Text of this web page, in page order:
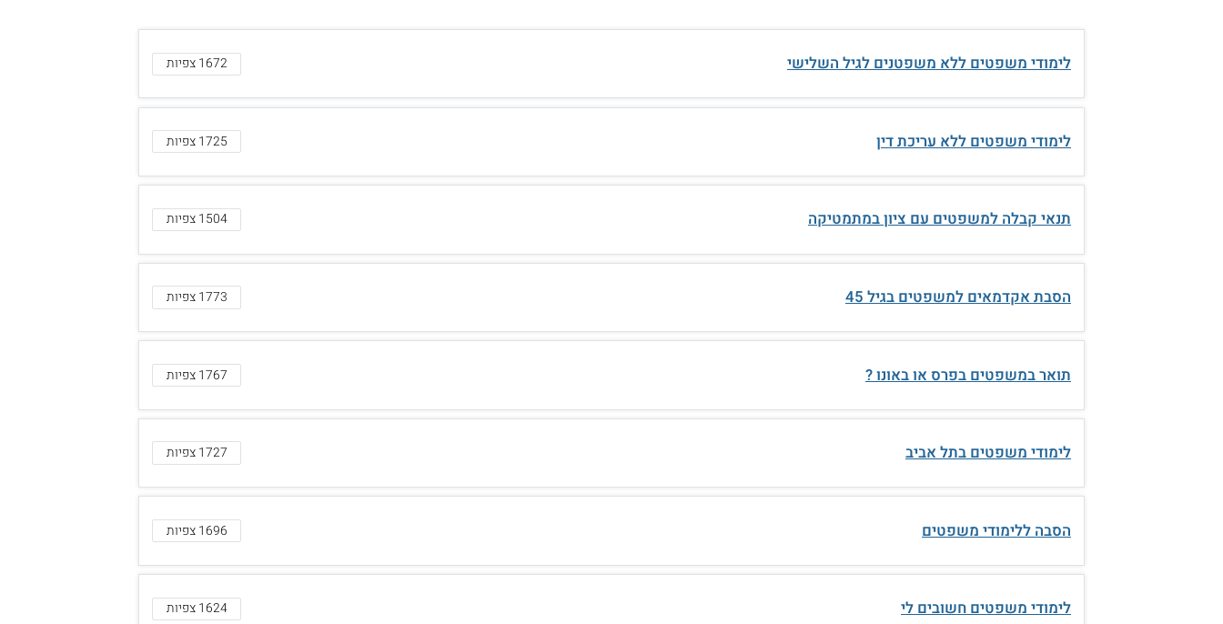
לימודי משפטים ללא משפטנים לגיל השלישי 1672 צפיות
לימודי משפטים ללא עריכת דין 1725 צפיות
תנאי קבלה למשפטים עם ציון במתמטיקה 1504 צפיות
הסבת אקדמאים למשפטים בגיל 45 1773 צפיות
תואר במשפטים בפרס או באונו ? 1767 צפיות
לימודי משפטים בתל אביב 1727 צפיות
הסבה ללימודי משפטים 1696 צפיות
לימודי משפטים חשובים לי 1624 צפיות